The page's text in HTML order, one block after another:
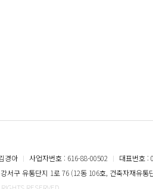
경아 ㅣ 사업자번호 : 616-88-00502 ㅣ 대표번호 :
서구 유통단지 1로 76 (12동 106호, 건축자재유통